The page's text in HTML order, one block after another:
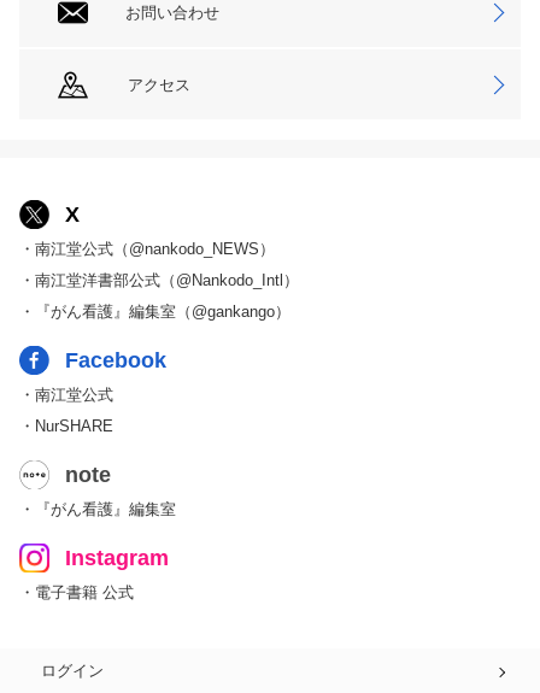
お問い合わせ
アクセス
X
・南江堂公式（@nankodo_NEWS）
・南江堂洋書部公式（@Nankodo_Intl）
・『がん看護』編集室（@gankango）
Facebook
・南江堂公式
・NurSHARE
note
・『がん看護』編集室
Instagram
・電子書籍 公式
ログイン